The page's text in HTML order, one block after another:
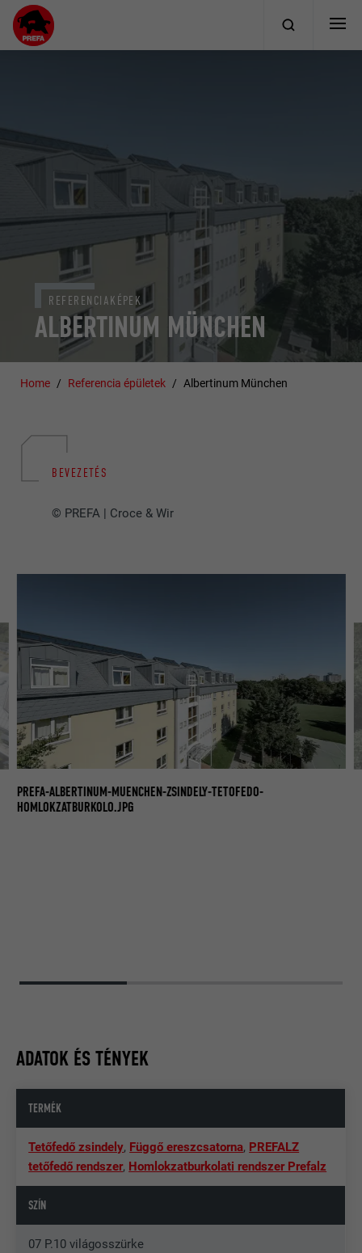
ALBERTINUM MÜNCHEN
REFERENCIAKÉPEK
Home Referencia épületek Albertinum München
BEVEZETÉS
© PREFA | Croce & Wir
PREFA-ALBERTINUM-MUENCHEN-ZSINDELY-TETOFEDO-
HOMLOKZATBURKOLO.JPG
ADATOK ÉS TÉNYEK
TERMÉK
Tetőfedő zsindely, Függő ereszcsatorna, PREFALZ
tetőfedő rendszer, Homlokzatburkolati rendszer Prefalz
SZÍN
07 P.10 világosszürke